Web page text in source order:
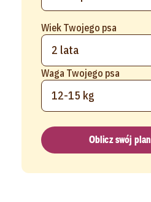
Wiek Twojego psa
2 lata
Waga Twojego psa
12-15 kg
Oblicz swój plan